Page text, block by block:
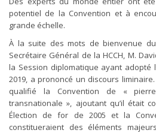
potentiel de la Convention et à
grande échelle.
À la suite des mots de bienvenue
Secrétaire Général de la HCCH, M.
la Session diplomatique ayant adopté
2019, a prononcé un discours
qualifié la Convention de «
transnationale », ajoutant qu’il était
Élection de for de 2005 et la
constitueraient des éléments